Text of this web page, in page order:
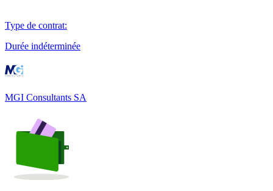
Type de contrat:
Durée indéterminée
MGI Consultants SA